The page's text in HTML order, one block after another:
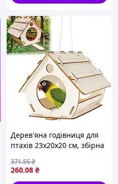
Дерев'яна годівниця для
птахів 23х20х20 см, збірна
годівниця підвісна для
пташок
260.08 ₴
371.55₴